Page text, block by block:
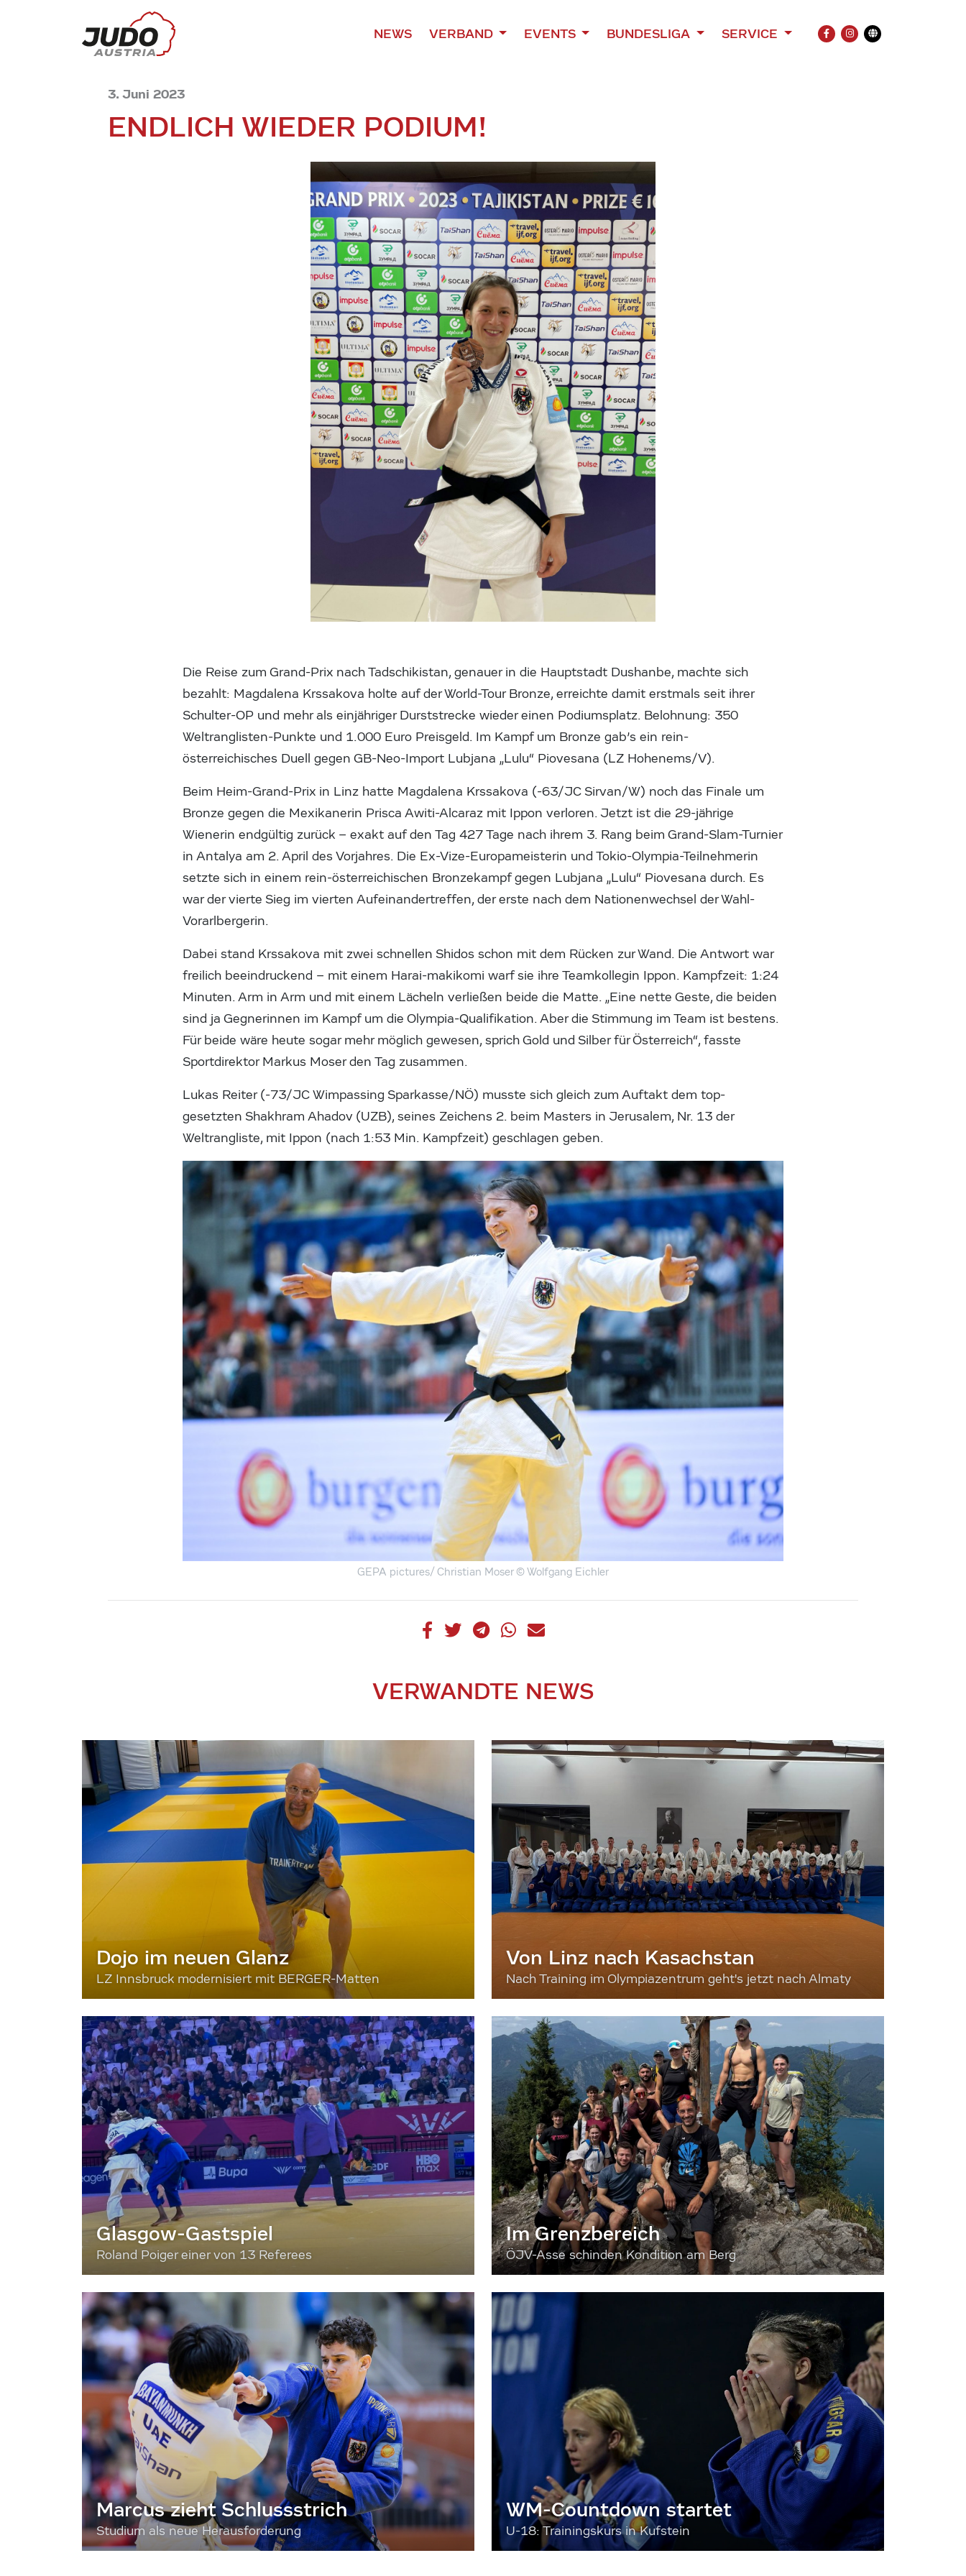
NEWS VERBAND EVENTS BUNDESLIGA SERVICE
FACEBOOK
INSTAGRAM
Übersetzung
3. Juni 2023
ENDLICH WIEDER PODIUM!
Die Reise zum Grand-Prix nach Tadschikistan, genauer in die Hauptstadt Dushanbe, machte sich
bezahlt: Magdalena Krssakova holte auf der World-Tour Bronze, erreichte damit erstmals seit ihrer
Schulter-OP und mehr als einjähriger Durststrecke wieder einen Podiumsplatz. Belohnung: 350
Weltranglisten-Punkte und 1.000 Euro Preisgeld. Im Kampf um Bronze gab’s ein rein-
österreichisches Duell gegen GB-Neo-Import Lubjana „Lulu“ Piovesana (LZ Hohenems/V).
Beim Heim-Grand-Prix in Linz hatte Magdalena Krssakova (-63/JC Sirvan/W) noch das Finale um
Bronze gegen die Mexikanerin Prisca Awiti-Alcaraz mit Ippon verloren. Jetzt ist die 29-jährige
Wienerin endgültig zurück – exakt auf den Tag 427 Tage nach ihrem 3. Rang beim Grand-Slam-Turnier
in Antalya am 2. April des Vorjahres. Die Ex-Vize-Europameisterin und Tokio-Olympia-Teilnehmerin
setzte sich in einem rein-österreichischen Bronzekampf gegen Lubjana „Lulu“ Piovesana durch. Es
war der vierte Sieg im vierten Aufeinandertreffen, der erste nach dem Nationenwechsel der Wahl-
Vorarlbergerin.
Dabei stand Krssakova mit zwei schnellen Shidos schon mit dem Rücken zur Wand. Die Antwort war
freilich beeindruckend – mit einem Harai-makikomi warf sie ihre Teamkollegin Ippon. Kampfzeit: 1:24
Minuten. Arm in Arm und mit einem Lächeln verließen beide die Matte. „Eine nette Geste, die beiden
sind ja Gegnerinnen im Kampf um die Olympia-Qualifikation. Aber die Stimmung im Team ist bestens.
Für beide wäre heute sogar mehr möglich gewesen, sprich Gold und Silber für Österreich“, fasste
Sportdirektor Markus Moser den Tag zusammen.
Lukas Reiter (-73/JC Wimpassing Sparkasse/NÖ) musste sich gleich zum Auftakt dem top-
gesetzten Shakhram Ahadov (UZB), seines Zeichens 2. beim Masters in Jerusalem, Nr. 13 der
Weltrangliste, mit Ippon (nach 1:53 Min. Kampfzeit) geschlagen geben.
GEPA pictures/ Christian Moser © Wolfgang Eichler
VERWANDTE NEWS
Dojo im neuen Glanz
LZ Innsbruck modernisiert mit BERGER-Matten
Von Linz nach Kasachstan
Nach Training im Olympiazentrum geht's jetzt nach Almaty
Glasgow-Gastspiel
Roland Poiger einer von 13 Referees
Im Grenzbereich
ÖJV-Asse schinden Kondition am Berg
Marcus zieht Schlussstrich
Studium als neue Herausforderung
WM-Countdown startet
U-18: Trainingskurs in Kufstein